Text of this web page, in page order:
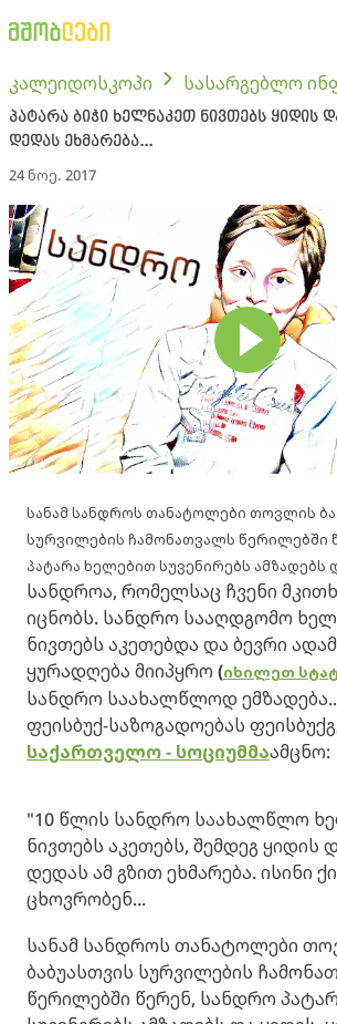
კალეიდოსკოპი სასარგებლო
პატარა ბიჭი ხელნაკეთ ნივთებს ყიდის
დედას ეხმარება...
24 ნოე. 2017
სანამ სანდროს თანატოლები თოვლის
სურვილების ჩამონათვალს წერილებში
პატარა ხელებით სუვენირებს ამზადებს
სანდროა, რომელსაც ჩვენი
იცნობს. სანდრო სააღდგომო
ნივთებს აკეთებდა და ბევრი
ყურადღება მიიპყრო (იხილეთ
სანდრო საახალწლოდ ემზადება...
ფეისბუქ-საზოგადოებას
საქართველო - სოციუმმაამცნო:
"10 წლის სანდრო საახალწლო
ნივთებს აკეთებს, შემდეგ
დედას ამ გზით ეხმარება. ისინი
ცხოვრობენ...
სანამ სანდროს თანატოლები
ბაბუასთვის სურვილების
წერილებში წერენ, სანდრო